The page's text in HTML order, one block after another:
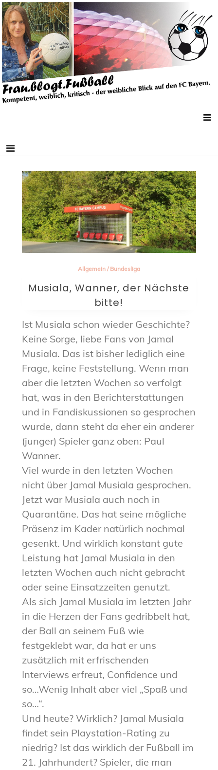
Skip
to
content
Frau.Blogt.Fußball
Kompetent, weiblich, kritisch – der weibliche Blick auf den FC Bayern.
Allgemein/ Bundesliga
Musiala, Wanner, der Nächste
bitte!
Ist Musiala schon wieder Geschichte?
Keine Sorge, liebe Fans von Jamal
Musiala. Das ist bisher lediglich eine
Frage, keine Feststellung. Wenn man
aber die letzten Wochen so verfolgt
hat, was in den Berichterstattungen
und in Fandiskussionen so gesprochen
wurde, dann steht da eher ein anderer
(junger) Spieler ganz oben: Paul
Wanner.
Viel wurde in den letzten Wochen
nicht über Jamal Musiala gesprochen.
Jetzt war Musiala auch noch in
Quarantäne. Das hat seine mögliche
Präsenz im Kader natürlich nochmal
gesenkt. Und wirklich konstant gute
Leistung hat Jamal Musiala in den
letzten Wochen auch nicht gebracht
oder seine Einsatzzeiten genutzt.
Als sich Jamal Musiala im letzten Jahr
in die Herzen der Fans gedribbelt hat,
der Ball an seinem Fuß wie
festgeklebt war, da hat er uns
zusätzlich mit erfrischenden
Interviews erfreut, Confidence und
so…Wenig Inhalt aber viel „Spaß und
so…“.
Und heute? Wirklich? Jamal Musiala
findet sein Playstation-Rating zu
niedrig? Ist das wirklich der Fußball im
21. Jahrhundert? Spieler, die man